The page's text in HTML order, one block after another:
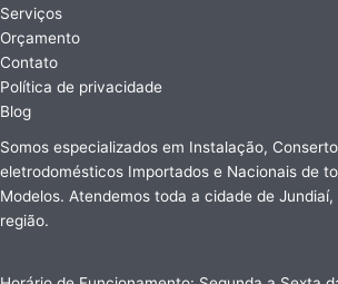
Serviços
Orçamento
Contato
Política de privacidade
Blog
Somos especializados em Instalação,
eletrodomésticos Importados e Nacionais de
Modelos. Atendemos toda a cidade de Jundiaí,
região.